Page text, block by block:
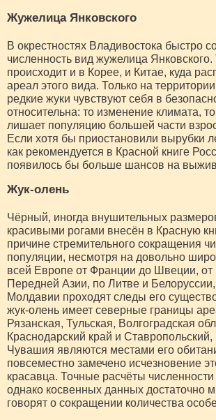
Жужелица Янковского
В окрестностях Владивостока быстро
численность вид жужелица
происходит и в Корее, и Китае, куда
ареал этого вида. Только на
редкие жуки чувствуют себя в
относительна: то изменение климата,
лишает популяцию большей части
Если хотя бы приостановили вырубки
как рекомендуется в Красной книге
появилось бы больше шансов на
Жук-олень
Чёрный, иногда внушительных
красивыми рогами внесён в Красную
причине стремительного сокращения
популяции, несмотря на довольно
всей Европе от Франции до Швеции, от
Передней Азии, по Литве и
Молдавии проходят следы его
жук-олень имеет северные границы
Рязанская, Тульская, Волгоградская
Краснодарский край и
Чувашия являются местами его
повсеместно замечено исчезновение
красавца. Точные расчёты численности
однако косвенных данных достаточно
говорят о сокращении количества